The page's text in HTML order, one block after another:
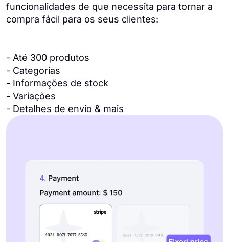
funcionalidades de que necessita para tornar a
compra fácil para os seus clientes:
- Até 300 produtos
- Categorias
- Informações de stock
- Variações
- Detalhes de envio & mais